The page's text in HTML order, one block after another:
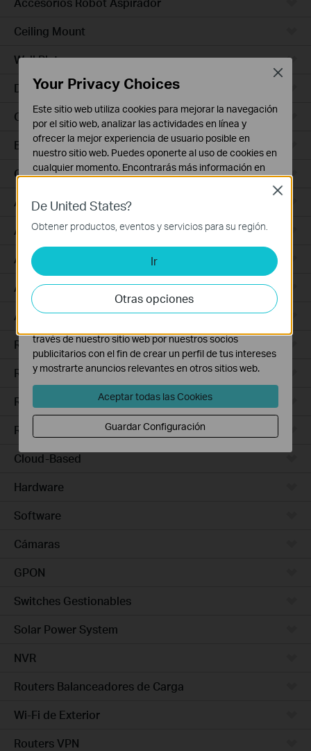
Ceiling Mount
Wall Plate
Desktop
Outdoor
Bridges
GPON
Access Plus
Aggregation
Access Max
Access
Access Pro
Routers Ethernet
Routers Wi-Fi
Routers 5G/4G
Routers Integrados
Cloud-Based
Hardware
Software
Cámaras
GPON
Switches Gestionables
Solar Power System
NVR
Routers Balanceadores de Carga
Wi-Fi de Exterior
Routers VPN
De United States?
Obtener productos, eventos y servicios para su región.
Ir
Otras opciones
Close
Your Privacy Choices
Este sitio web utiliza cookies para mejorar la navegación
por el sitio web, analizar las actividades en línea y
ofrecer la mejor experiencia de usuario posible en
nuestro sitio web. Puedes oponerte al uso de cookies en
cualquier momento. Encontrarás más información en
Cookies Básicas
Estas cookies son necesarias para el funcionamiento
del sitio web y no pueden desactivarse en tu sistema.
Cookies de Análisis y de Marketing
Las cookies de análisis nos permiten analizar tus
actividades en nuestro sitio web con el fin de mejorar y
adaptar la funcionalidad del mismo.
través de nuestro sitio web por nuestros socios
publicitarios con el fin de crear un perfil de tus intereses
y mostrarte anuncios relevantes en otros sitios web.
Aceptar todas las Cookies
Guardar Configuración
Close